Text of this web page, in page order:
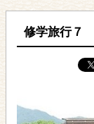
修学旅行７